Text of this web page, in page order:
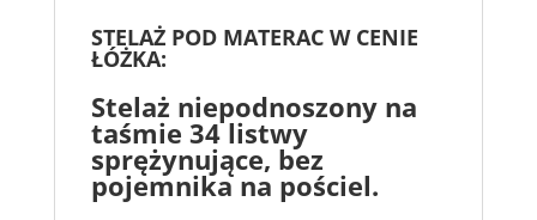
STELAŻ POD MATERAC W CENIE
ŁÓŻKA:
Stelaż niepodnoszony na
taśmie 34 listwy
sprężynujące, bez
pojemnika na pościel.